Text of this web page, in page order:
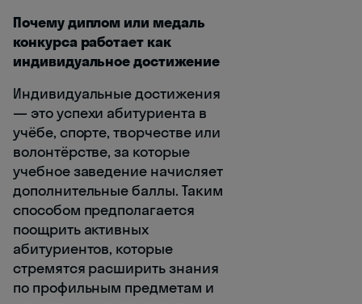
Почему диплом или медаль
конкурса работает как
индивидуальное достижение
Индивидуальные достижения
— это успехи абитуриента в
учёбе, спорте, творчестве или
волонтёрстве, за которые
учебное заведение начисляет
дополнительные баллы. Таким
способом предполагается
поощрить активных
абитуриентов, которые
стремятся расширить знания
по профильным предметам и